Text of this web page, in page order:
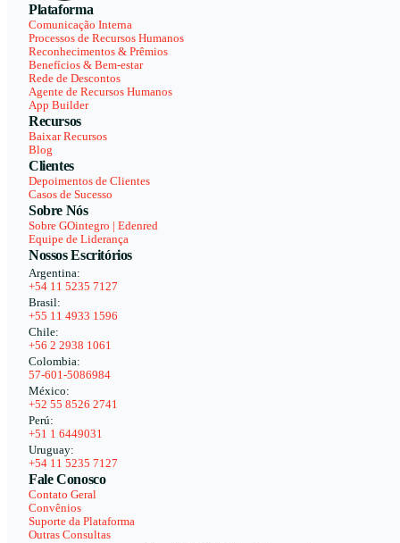
Plataforma
Comunicação Interna
Processos de Recursos Humanos
Reconhecimentos & Prêmios
Benefícios & Bem-estar
Rede de Descontos
Agente de Recursos Humanos
App Builder
Recursos
Baixar Recursos
Blog
Clientes
Depoimentos de Clientes
Casos de Sucesso
Sobre Nós
Sobre GOintegro | Edenred
Equipe de Liderança
Nossos Escritórios
Argentina:
+54 11 5235 7127
Brasil:
+55 11 4933 1596
Chile:
+56 2 2938 1061
Colombia:
57-601-5086984
México:
+52 55 8526 2741
Perú:
+51 1 6449031
Uruguay:
+54 11 5235 7127
Fale Conosco
Contato Geral
Convênios
Suporte da Plataforma
Outras Consultas